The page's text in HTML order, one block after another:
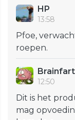
HP
13:58
Pfoe,
roepen.
Brainfart
12:50
Dit is het
mag